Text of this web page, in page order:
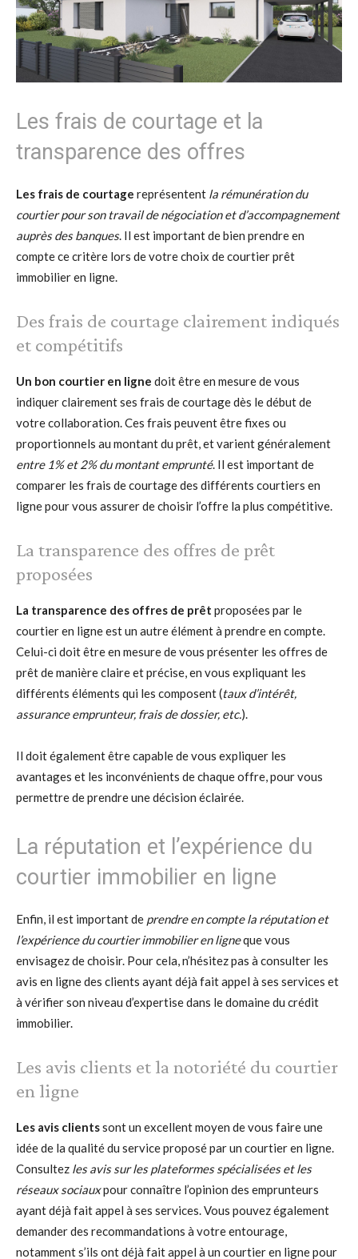
Les frais de courtage et la
transparence des offres
Les frais de courtage représentent la rémunération du
courtier pour son travail de négociation et d’accompagnement
auprès des banques. Il est important de bien prendre en
compte ce critère lors de votre choix de courtier prêt
immobilier en ligne.
Des frais de courtage clairement indiqués
et compétitifs
Un bon courtier en ligne doit être en mesure de vous
indiquer clairement ses frais de courtage dès le début de
votre collaboration. Ces frais peuvent être fixes ou
proportionnels au montant du prêt, et varient généralement
entre 1% et 2% du montant emprunté. Il est important de
comparer les frais de courtage des différents courtiers en
ligne pour vous assurer de choisir l’offre la plus compétitive.
La transparence des offres de prêt
proposées
La transparence des offres de prêt proposées par le
courtier en ligne est un autre élément à prendre en compte.
Celui-ci doit être en mesure de vous présenter les offres de
prêt de manière claire et précise, en vous expliquant les
différents éléments qui les composent (taux d’intérêt,
assurance emprunteur, frais de dossier, etc.).
Il doit également être capable de vous expliquer les
avantages et les inconvénients de chaque offre, pour vous
permettre de prendre une décision éclairée.
La réputation et l’expérience du
courtier immobilier en ligne
Enfin, il est important de prendre en compte la réputation et
l’expérience du courtier immobilier en ligneque vous
envisagez de choisir. Pour cela, n’hésitez pas à consulter les
avis en ligne des clients ayant déjà fait appel à ses services et
à vérifier son niveau d’expertise dans le domaine du crédit
immobilier.
Les avis clients et la notoriété du courtier
en ligne
Les avis clientssont un excellent moyen de vous faire une
idée de la qualité du service proposé par un courtier en ligne.
Consultez les avis sur les plateformes spécialisées et les
réseaux sociauxpour connaître l’opinion des emprunteurs
ayant déjà fait appel à ses services. Vous pouvez également
demander des recommandations à votre entourage,
notamment s’ils ont déjà fait appel à un courtier en ligne pour